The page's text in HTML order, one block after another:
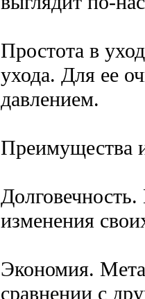
Простота в
ухода. Для ее
давлением.
Преимущества
изменения
Экономия.
сравнении с